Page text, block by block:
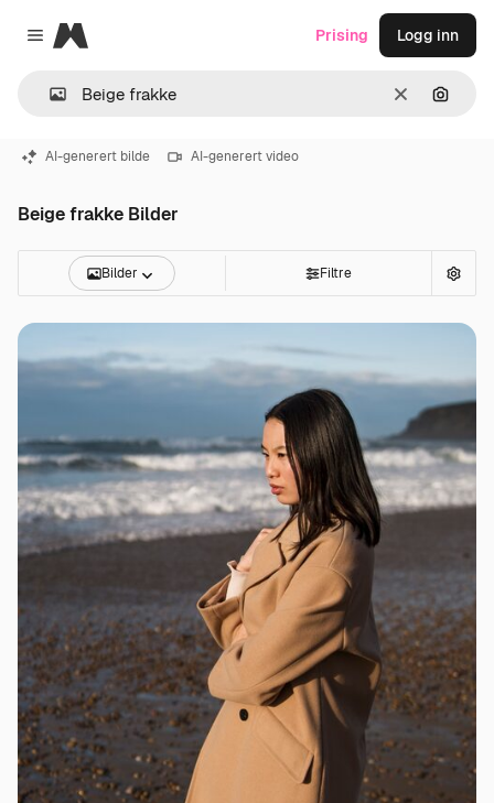
Close menu
Magnific
Slett Søk
Prising Logg inn
AI-generert bilde AI-generert video
Beige frakke Bilder
Bilder Filtre